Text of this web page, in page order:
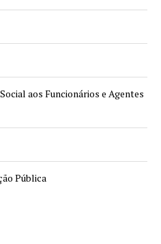
aos Funcionários e Agentes
Pública